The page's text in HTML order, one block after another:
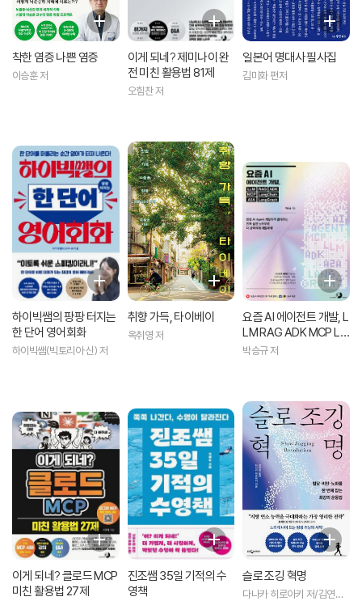
착한 염증 나쁜 염증
이승훈 저
이게 되네? 제미나이 완
전 미친 활용법 81제
오힘찬 저
일본어 명대사 필사집
김미화 편저
하이빅쌤의 팡팡 터지는
한 단어 영어회화
하이빅쌤(빅토리아 신) 저
취향 가득, 타이베이
옥취영 저
요즘 AI 에이전트 개발, L
LM RAG ADK MCP La
ngChain A2A LangGr
박승규 저
이게 되네? 클로드 MCP
미친 활용법 27제
진조쌤 35일 기적의 수
영책
슬로 조깅 혁명
다나카 히로아키 저/김연정